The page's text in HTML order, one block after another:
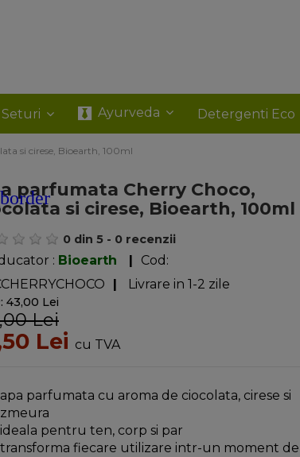
Seturi Ayurveda Detergenti Eco
si cirese, Bioearth, 100ml
parfumata Cherry Choco,
si cirese, Bioearth, 100ml
0din 5- 0 recenzii
: Bioearth | Cod:
| Livrare in 1-2 zile
43,00 Lei
Lei
Lei cu TVA
apa parfumata cu aroma de ciocolata, cirese si
zmeura
ideala pentru ten, corp si par
transforma fiecare utilizare intr-un moment de